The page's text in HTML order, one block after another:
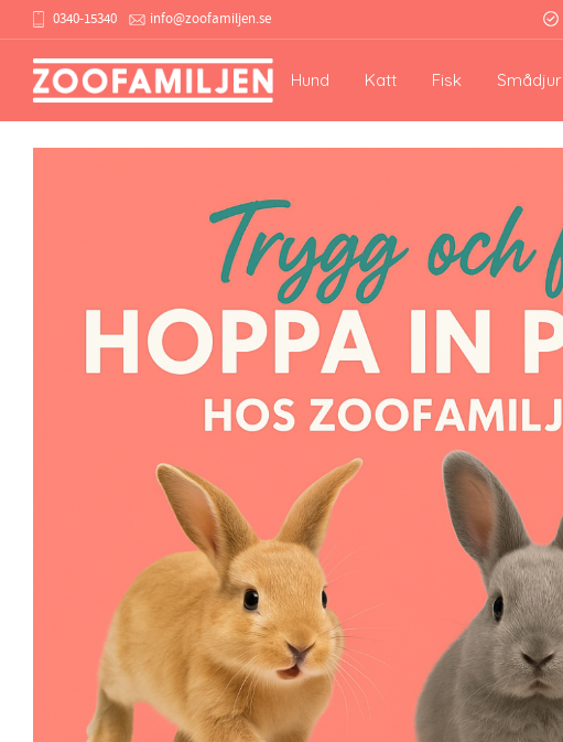
0340-15340 info@zoofamiljen.se
Hund Katt Fisk Smådjur